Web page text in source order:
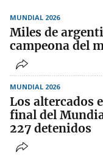
MUNDIAL 2026
Miles de
campeona del
MUNDIAL 2026
Los altercados
final del
227 detenidos